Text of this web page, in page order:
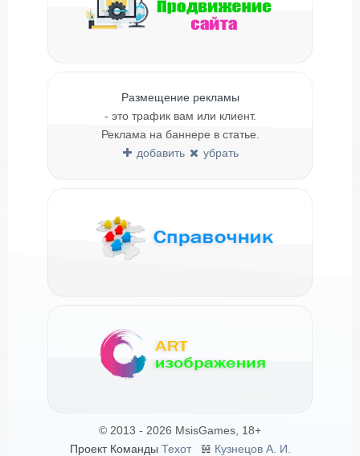
Размещение рекламы
- это трафик вам или клиент.
Реклама на баннере в статье.
добавить
убрать
© 2013 - 2026 MsisGames, 18+
Проект Команды Техот 𝌴 Кузнецов А. И.